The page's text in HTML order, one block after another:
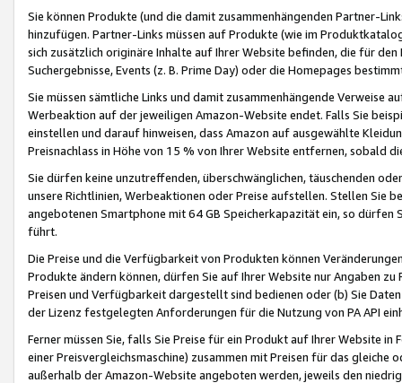
Sie können Produkte (und die damit zusammenhängenden Partner-
hinzufügen. Partner-Links müssen auf Produkte (wie im
sich zusätzlich originäre Inhalte auf Ihrer Website befinden, die für
Suchergebnisse, Events (z. B. Prime Day) oder die Homepages
Sie müssen sämtliche Links und damit zusammenhängende
Werbeaktion auf der jeweiligen Amazon-Website endet. Falls Sie
einstellen und darauf hinweisen, dass Amazon auf ausgewählte
Preisnachlass in Höhe von 15 % von Ihrer Website entfernen, sobald
Sie dürfen keine unzutreffenden, überschwänglichen, täuschenden
unsere Richtlinien, Werbeaktionen oder Preise aufstellen. Stellen Sie
angebotenen Smartphone mit 64 GB Speicherkapazität ein, so dürfen
führt.
Die Preise und die Verfügbarkeit von Produkten können
Produkte ändern können, dürfen Sie auf Ihrer Website nur Angaben
Preisen und Verfügbarkeit dargestellt sind bedienen oder (b) Sie
der Lizenz festgelegten Anforderungen für die Nutzung von PA API
Ferner müssen Sie, falls Sie Preise für ein Produkt auf Ihrer Website
einer Preisvergleichsmaschine) zusammen mit Preisen für das
außerhalb der Amazon-Website angeboten werden, jeweils den